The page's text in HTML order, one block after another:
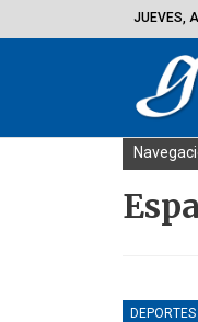
JUEVES,
DEPORTES